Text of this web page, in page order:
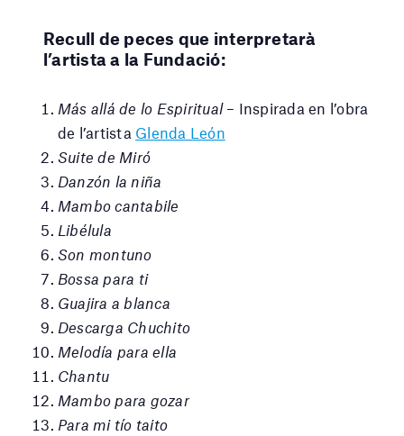
Recull de peces que interpretarà
l’artista a la Fundació:
Más allá de lo Espiritual – Inspirada en l’obra
de l’artista Glenda León
Suite de Miró
Danzón la niña
Mambo cantabile
Libélula
Son montuno
Bossa para ti
Guajira a blanca
Descarga Chuchito
Melodía para ella
Chantu
Mambo para gozar
Para mi tío taito